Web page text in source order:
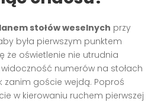
stołów weselnych przy
była pierwszym punktem
że oświetlenie nie utrudnia
numerów na stołach
zanim goście wejdą. Poproś
w kierowaniu ruchem pierwszej